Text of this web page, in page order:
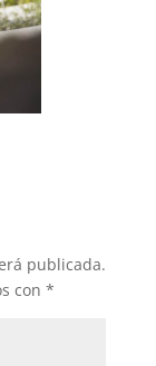
publicada.
con *